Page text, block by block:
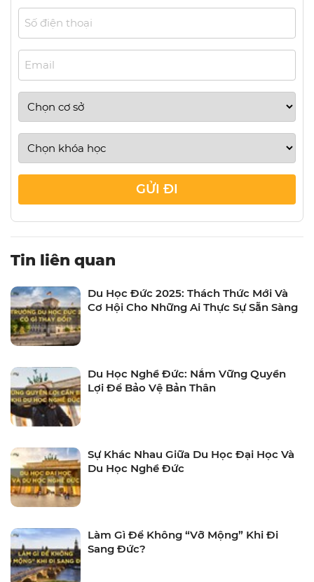
GỬI ĐI
Tin liên quan
Du Học Đức 2025: Thách Thức Mới Và
Cơ Hội Cho Những Ai Thực Sự Sẵn Sàng
Du Học Nghề Đức: Nắm Vững Quyền
Lợi Để Bảo Vệ Bản Thân
Sự Khác Nhau Giữa Du Học Đại Học Và
Du Học Nghề Đức
Làm Gì Để Không “Vỡ Mộng” Khi Đi
Sang Đức?